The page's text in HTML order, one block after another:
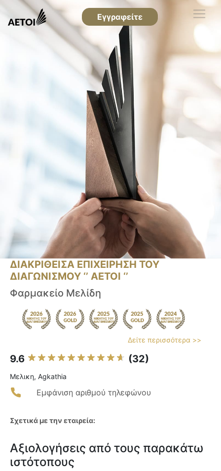
Εγγραφείτε
ΔΙΑΚΡΙΘΕΙΣΑ ΕΠΙΧΕΙΡΗΣΗ ΤΟΥ
ΔΙΑΓΩΝΙΣΜΟΥ ‘’ ΑΕΤΟΙ ‘’
Φαρμακείo Μελίδη
Δείτε περισσότερα >>
9.6 (32)
Μελικη, Agkathia
Εμφάνιση αριθμού τηλεφώνου
Σχετικά με την εταιρεία:
Αξιολογήσεις από τους παρακάτω
ιστότοπους